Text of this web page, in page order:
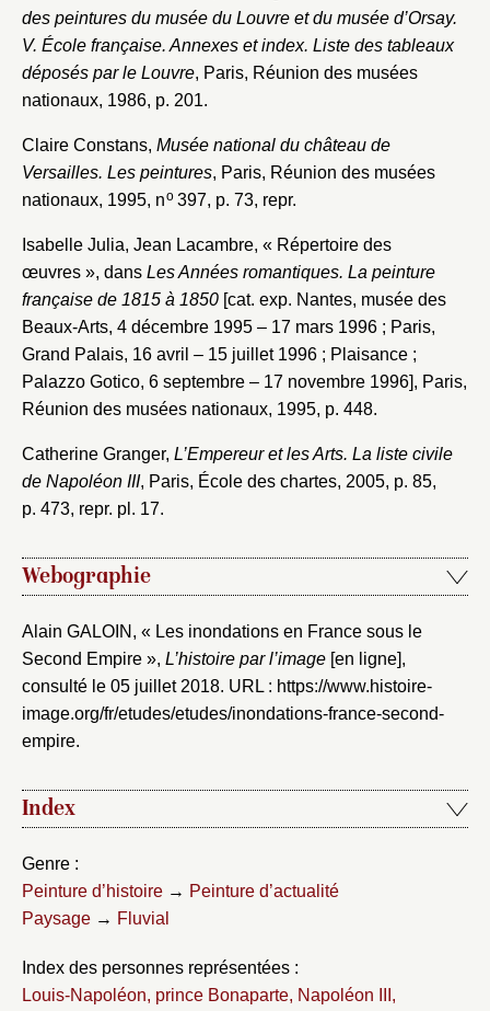
des peintures du musée du Louvre et du musée d’Orsay.
V. École française. Annexes et index. Liste des tableaux
déposés par le Louvre, Paris, Réunion des musées
nationaux, 1986, p. 201.
Claire Constans, Musée national du château de
Versailles. Les peintures, Paris, Réunion des musées
nationaux, 1995, no397, p. 73, repr.
Isabelle Julia, Jean Lacambre, « Répertoire des
œuvres », dans Les Années romantiques. La peinture
française de 1815 à 1850 [cat. exp. Nantes, musée des
Beaux-Arts, 4 décembre 1995 – 17 mars 1996 ; Paris,
Grand Palais, 16 avril – 15 juillet 1996 ; Plaisance ;
Palazzo Gotico, 6 septembre – 17 novembre 1996], Paris,
Réunion des musées nationaux, 1995, p. 448.
Catherine Granger, L’Empereur et les Arts. La liste civile
de Napoléon III, Paris, École des chartes, 2005, p. 85,
p. 473, repr. pl. 17.
Webographie
Alain GALOIN, « Les inondations en France sous le
Second Empire », L’histoire par l’image [en ligne],
consulté le 05 juillet 2018. URL : https://www.histoire-
image.org/fr/etudes/etudes/inondations-france-second-
empire.
Index
Genre :
Peinture d’histoire → Peinture d’actualité
Paysage → Fluvial
Index des personnes représentées :
Louis-Napoléon, prince Bonaparte, Napoléon III,